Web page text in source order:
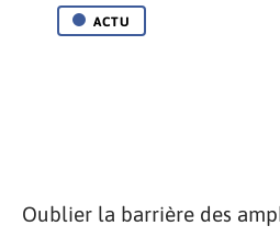
ACTU
Oublier la barrière des